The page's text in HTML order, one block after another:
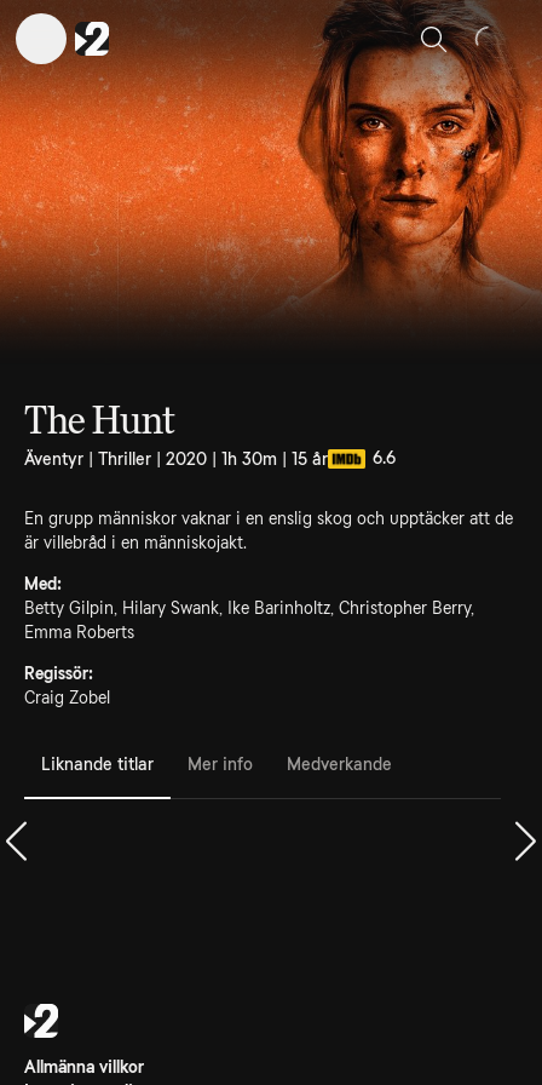
Sök
The Hunt
Äventyr | Thriller | 2020 | 1h 30m | 15 år 6.6
En grupp människor vaknar i en enslig skog och upptäcker att de
är villebråd i en människojakt.
Med:
Betty Gilpin, Hilary Swank, Ike Barinholtz, Christopher Berry,
Emma Roberts
Regissör:
Craig Zobel
Liknande titlar Mer info Medverkande
Allmänna villkor